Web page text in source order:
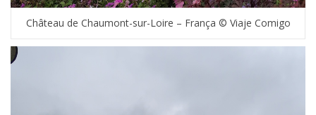
Château de Chaumont-sur-Loire – França © Viaje Comigo